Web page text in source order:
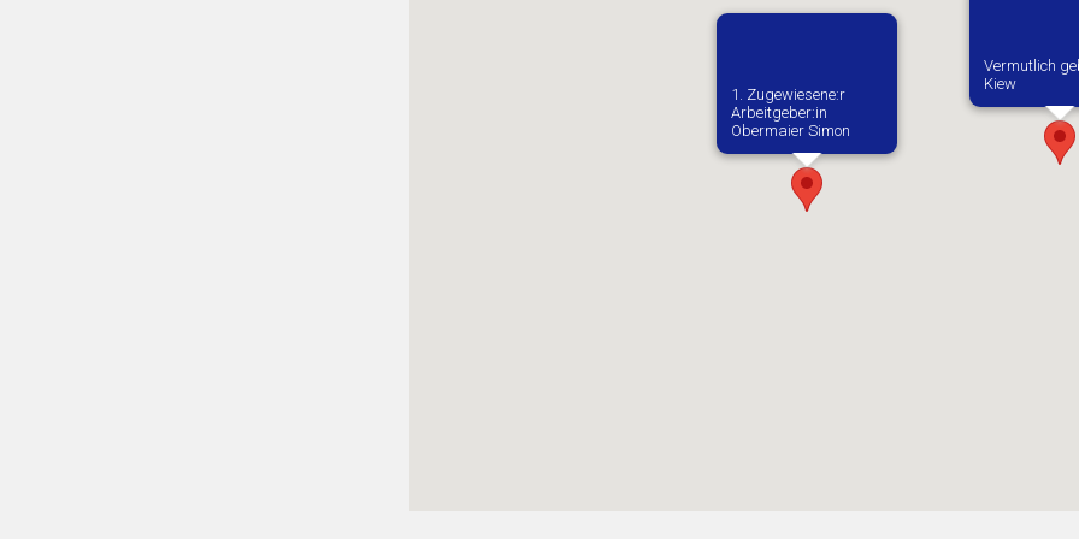
Vermutlich
Kiew
1. Zugewiesene:r
Arbeitgeber:in​
Obermaier Simon